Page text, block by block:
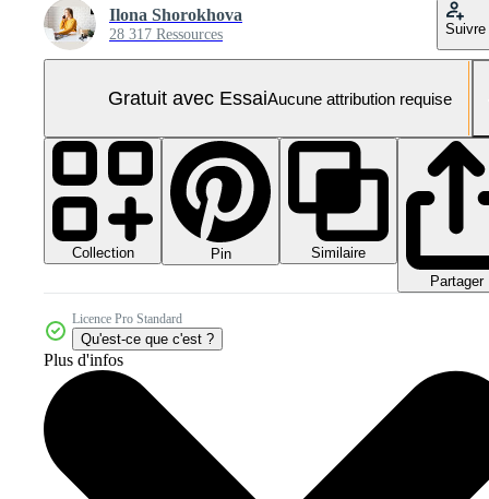
Ilona Shorokhova
28 317 Ressources Suivre
Gratuit avec EssaiAucune attribution requise
Collection Pin
Similaire
Partager
Licence Pro Standard
Qu'est-ce que c'est ?
Plus d'infos